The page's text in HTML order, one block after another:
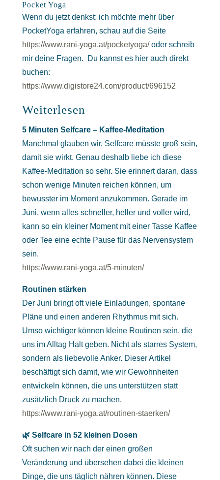
Pocket Yoga
Wenn du jetzt denkst: ich möchte mehr über
PocketYoga erfahren, schau auf die Seite
https://www.rani-yoga.at/pocketyoga/oder schreib
mir deine Fragen. Du kannst es hier auch direkt
buchen:
https://www.digistore24.com/product/696152
Weiterlesen
5 Minuten Selfcare – Kaffee-Meditation
Manchmal glauben wir, Selfcare müsste groß sein,
damit sie wirkt. Genau deshalb liebe ich diese
Kaffee-Meditation so sehr. Sie erinnert daran, dass
schon wenige Minuten reichen können, um
bewusster im Moment anzukommen. Gerade im
Juni, wenn alles schneller, heller und voller wird,
kann so ein kleiner Moment mit einer Tasse Kaffee
oder Tee eine echte Pause für das Nervensystem
sein.
https://www.rani-yoga.at/5-minuten/
Routinen stärken
Der Juni bringt oft viele Einladungen, spontane
Pläne und einen anderen Rhythmus mit sich.
Umso wichtiger können kleine Routinen sein, die
uns im Alltag Halt geben. Nicht als starres System,
sondern als liebevolle Anker. Dieser Artikel
beschäftigt sich damit, wie wir Gewohnheiten
entwickeln können, die uns unterstützen statt
zusätzlich Druck zu machen.
https://www.rani-yoga.at/routinen-staerken/
🌿 Selfcare in 52 kleinen Dosen
Oft suchen wir nach der einen großen
Veränderung und übersehen dabei die kleinen
Dinge, die uns täglich nähren können. Diese